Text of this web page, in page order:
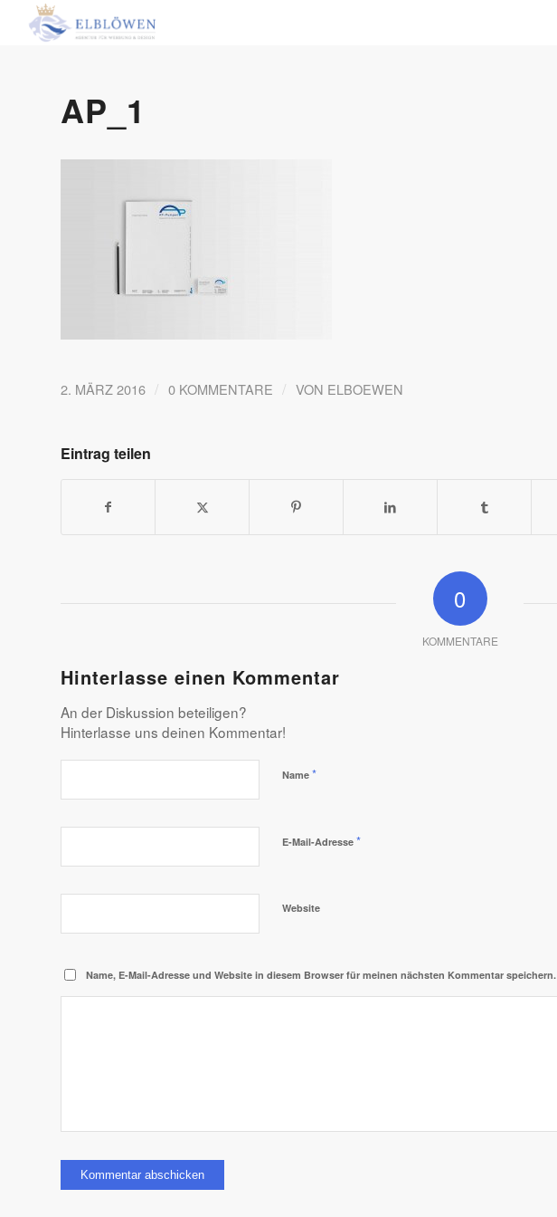
AP_1
2. MÄRZ 2016 / 0 KOMMENTARE / VON ELBOEWEN
Eintrag teilen
0
KOMMENTARE
Hinterlasse einen Kommentar
An der Diskussion beteiligen?
Hinterlasse uns deinen Kommentar!
Name *
E-Mail-Adresse *
Website
Name, E-Mail-Adresse und Website in diesem Browser für meinen nächsten Kommentar speichern.